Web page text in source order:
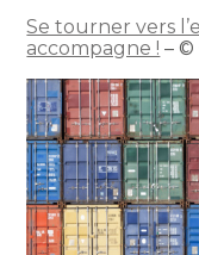
Se tourner vers
accompagne ! – ©